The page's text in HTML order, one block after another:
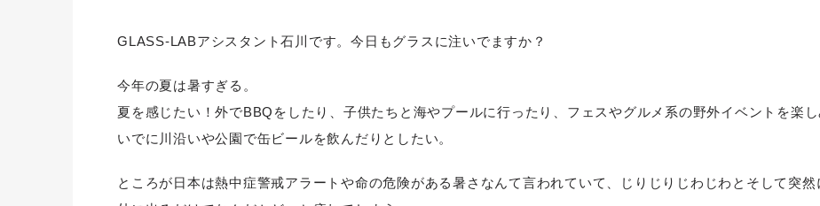
GLASS-LABアシスタント石川です。今日もグラスに注いでますか？
今年の夏は暑すぎる。
夏を感じたい！外でBBQをしたり、子供たちと海やプールに行ったり、フェスやグルメ系の野外イベントを楽
いでに川沿いや公園で缶ビールを飲んだりとしたい。
ところが日本は熱中症警戒アラートや命の危険がある暑さなんて言われていて、じりじりじわじわとそして突然